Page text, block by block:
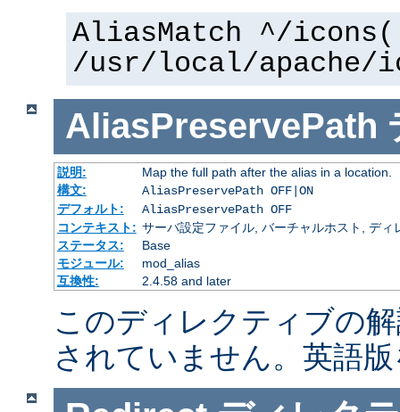
AliasMatch ^/
/usr/local/apache/
AliasPreservePath
説明:
Map the full path after the alias in a location.
構文:
AliasPreservePath OFF|ON
デフォルト:
AliasPreservePath OFF
コンテキスト: サーバ設定ファイル, バーチャルホスト, ディ
ステータス:
Base
モジュール:
mod_alias
互換性:
2.4.58 and later
このディレクティブの
されていません。英語